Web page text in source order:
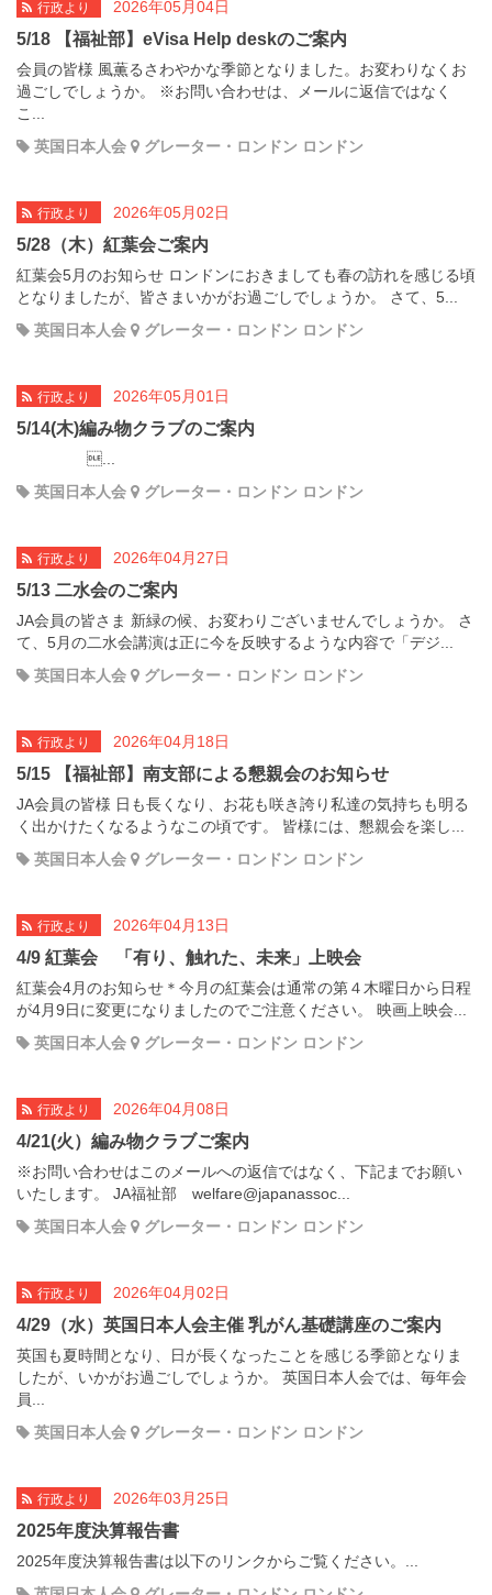
行政より 2026年05月04日
5/18 【福祉部】eVisa Help deskのご案内
会員の皆様 風薫るさわやかな季節となりました。お変わりなくお
過ごしでしょうか。 ※お問い合わせは、メールに返信ではなく
こ...
英国日本人会
グレーター・ロンドン ロンドン
行政より 2026年05月02日
5/28（木）紅葉会ご案内
紅葉会5月のお知らせ ロンドンにおきましても春の訪れを感じる頃
となりましたが、皆さまいかがお過ごしでしょうか。 さて、5...
英国日本人会
グレーター・ロンドン ロンドン
行政より 2026年05月01日
5/14(木)編み物クラブのご案内
...
英国日本人会
グレーター・ロンドン ロンドン
行政より 2026年04月27日
5/13 二水会のご案内
JA会員の皆さま 新緑の候、お変わりございませんでしょうか。 さ
て、5月の二水会講演は正に今を反映するような内容で「デジ...
英国日本人会
グレーター・ロンドン ロンドン
行政より 2026年04月18日
5/15 【福祉部】南支部による懇親会のお知らせ
JA会員の皆様 日も長くなり、お花も咲き誇り私達の気持ちも明る
く出かけたくなるようなこの頃です。 皆様には、懇親会を楽し...
英国日本人会
グレーター・ロンドン ロンドン
行政より 2026年04月13日
4/9 紅葉会 「有り、触れた、未来」上映会
紅葉会4月のお知らせ＊今月の紅葉会は通常の第４木曜日から日程
が4月9日に変更になりましたのでご注意ください。 映画上映会...
英国日本人会
グレーター・ロンドン ロンドン
行政より 2026年04月08日
4/21(火）編み物クラブご案内
※お問い合わせはこのメールへの返信ではなく、下記までお願い
いたします。 JA福祉部 welfare@japanassoc...
英国日本人会
グレーター・ロンドン ロンドン
行政より 2026年04月02日
4/29（水）英国日本人会主催 乳がん基礎講座のご案内
英国も夏時間となり、日が長くなったことを感じる季節となりま
したが、いかがお過ごしでしょうか。 英国日本人会では、毎年会
員...
英国日本人会
グレーター・ロンドン ロンドン
行政より 2026年03月25日
2025年度決算報告書
2025年度決算報告書は以下のリンクからご覧ください。...